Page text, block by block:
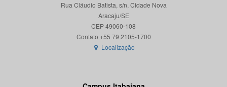
Rua Cláudio Batista, s/n, Cidade Nova
Aracaju/SE
CEP 49060-108
Localização